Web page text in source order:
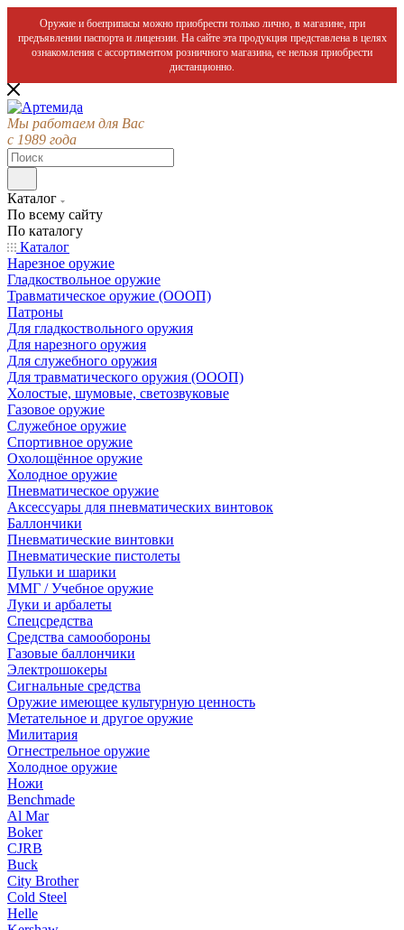
Оружие и боеприпасы можно приобрести только лично, в магазине, при
предъявлении паспорта и лицензии. На сайте эта продукция представлена в целях
ознакомления с ассортиментом розничного магазина, ее нельзя приобрести
дистанционно.
Мы работаем для Вас
с 1989 года
Каталог
По всему сайту
По каталогу
Каталог
Нарезное оружие
Гладкоствольное оружие
Травматическое оружие (ОООП)
Патроны
Для гладкоствольного оружия
Для нарезного оружия
Для служебного оружия
Для травматического оружия (ОООП)
Холостые, шумовые, светозвуковые
Газовое оружие
Служебное оружие
Спортивное оружие
Охолощённое оружие
Холодное оружие
Пневматическое оружие
Аксессуары для пневматических винтовок
Баллончики
Пневматические винтовки
Пневматические пистолеты
Пульки и шарики
ММГ / Учебное оружие
Луки и арбалеты
Спецсредства
Средства самообороны
Газовые баллончики
Электрошокеры
Сигнальные средства
Оружие имеющее культурную ценность
Метательное и другое оружие
Милитария
Огнестрельное оружие
Холодное оружие
Ножи
Benchmade
Al Mar
Boker
CJRB
Buck
City Brother
Cold Steel
Helle